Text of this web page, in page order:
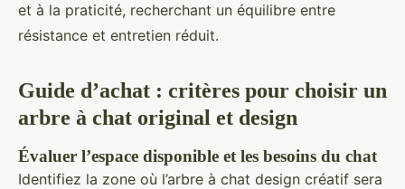
et à la praticité, recherchant un équilibre entre
résistance et entretien réduit.
Guide d’achat : critères pour choisir un
arbre à chat original et design
Évaluer l’espace disponible et les besoins du chat
Identifiez la zone où l’arbre à chat design créatif sera